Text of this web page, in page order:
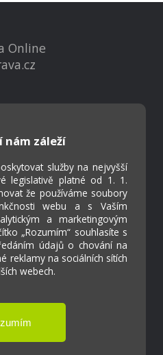
nám záleží
služby na nejvyšší
legislativě platné od 1. 1.
že používáme soubory
webu a s Vaším
a marketingovým
„Rozumím“ souhlasíte s
údajů o chování na
reklamy na sociálních sítích
webech.
Online
prohlídka
škola Ostrožská